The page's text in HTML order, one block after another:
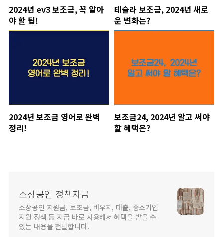
2024년 ev3 보조금, 꼭 알아
야 할 팁!
테슬라 보조금, 2024년 새로
운 변화는?
2024년 보조금 영어로 완벽
정리!
보조금24, 2024년 알고 써야
할 혜택은?
소상공인 정책자금
소상공인 지원금, 보조금, 바우처, 대출, 중소기업
지원 정책 등 지금 바로 사용해서 혜택을 받을 수
있는 내용을 전달합니다.